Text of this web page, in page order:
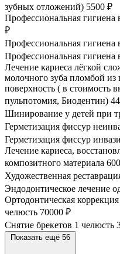
зубных отложений) 5500 ₽
Профессиональная гигиена
₽
Профессиональная
Профессиональная
Лечение кариеса лёгкой
молочного зуба пломбой из
поверхность ( в стоимость
пульпотомия, Биодентин)
Шинирование у детей при
Герметизация фиссур
Герметизация фиссур
Лечение кариеса,
композитного материала
Художественная
Эндодонтическое лечение
Ортодонтическая
челюсть 70000 ₽
Снятие брекетов 1 челюсть
Показать ещё 56